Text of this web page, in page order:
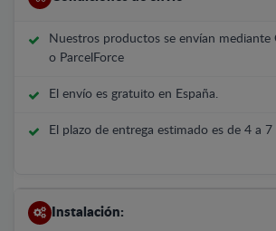
Nuestros productos se envían mediante
o ParcelForce
El envío es gratuito en España.
El plazo de entrega estimado es de 4 a 7
Instalación: